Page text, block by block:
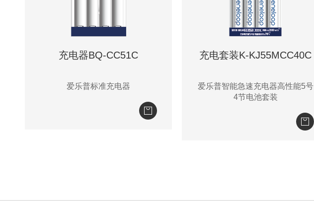
充电器BQ-CC51C
爱乐普标准充电器
充电套装K-KJ55MCC40C
爱乐普智能急速充电器高性能5号
4节电池套装